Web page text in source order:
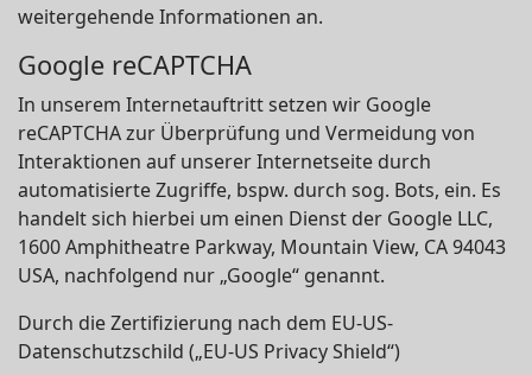
weitergehende Informationen an.
Google reCAPTCHA
In unserem Internetauftritt setzen wir Google
reCAPTCHA zur Überprüfung und Vermeidung von
Interaktionen auf unserer Internetseite durch
automatisierte Zugriffe, bspw. durch sog. Bots, ein. Es
handelt sich hierbei um einen Dienst der Google LLC,
1600 Amphitheatre Parkway, Mountain View, CA 94043
USA, nachfolgend nur „Google“ genannt.
Durch die Zertifizierung nach dem EU-US-
Datenschutzschild („EU-US Privacy Shield“)